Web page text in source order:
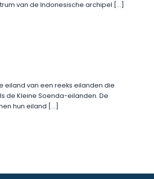
van de Indonesische archipel […]
eiland van een reeks eilanden die
de Kleine Soenda-eilanden. De
hun eiland […]